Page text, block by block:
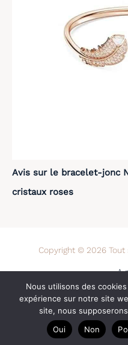
Avis sur le bracelet-jonc
cristaux roses
Copyright © 2026
A
Politique
Nous utilisons des
expérience sur notre site
site, nous
Oui
Non